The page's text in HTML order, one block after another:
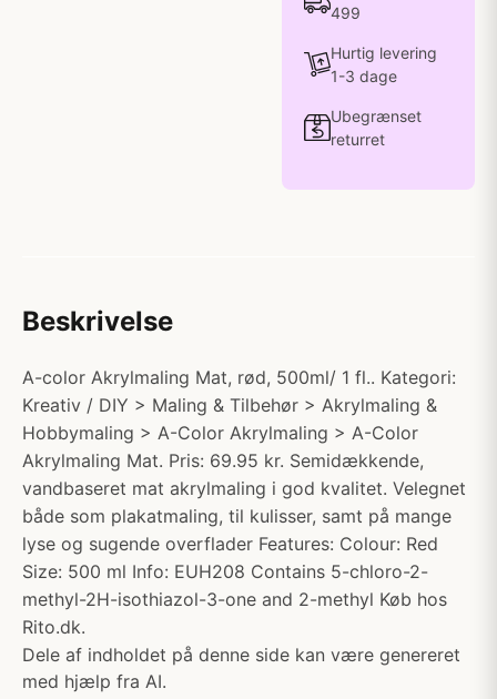
499
Hurtig levering
1-3 dage
Ubegrænset
returret
Beskrivelse
A-color Akrylmaling Mat, rød, 500ml/ 1 fl.. Kategori:
Kreativ / DIY > Maling & Tilbehør > Akrylmaling &
Hobbymaling > A-Color Akrylmaling > A-Color
Akrylmaling Mat. Pris: 69.95 kr. Semidækkende,
vandbaseret mat akrylmaling i god kvalitet. Velegnet
både som plakatmaling, til kulisser, samt på mange
lyse og sugende overflader Features: Colour: Red
Size: 500 ml Info: EUH208 Contains 5-chloro-2-
methyl-2H-isothiazol-3-one and 2-methyl Køb hos
Rito.dk.
Dele af indholdet på denne side kan være genereret
med hjælp fra AI.